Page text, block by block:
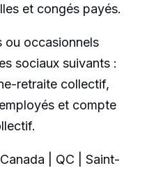
et congés payés.
ou occasionnels
sociaux suivants :
retraite collectif,
et compte
Canada | QC | Saint-